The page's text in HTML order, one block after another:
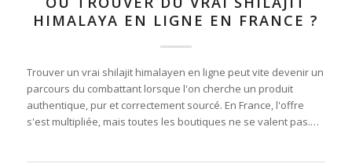
HIMALAYA EN LIGNE EN FRANCE ?
Trouver un vrai shilajit himalayen en ligne peut vite devenir un
parcours du combattant lorsque l'on cherche un produit
authentique, pur et correctement sourcé. En France, l'offre
s'est multipliée, mais toutes les boutiques ne se valent pas.…